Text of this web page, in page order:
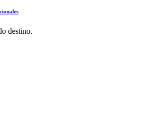
destino.